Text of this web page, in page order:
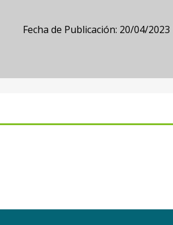
Fecha de Publicación: 20/04/2023